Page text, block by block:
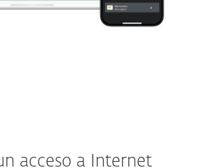
acceso a Internet